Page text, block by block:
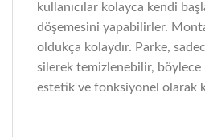
kullanıcılar kolayca kendi
döşemesini yapabilirler.
oldukça kolaydır. Parke,
silerek temizlenebilir, böylece
estetik ve fonksiyonel olarak